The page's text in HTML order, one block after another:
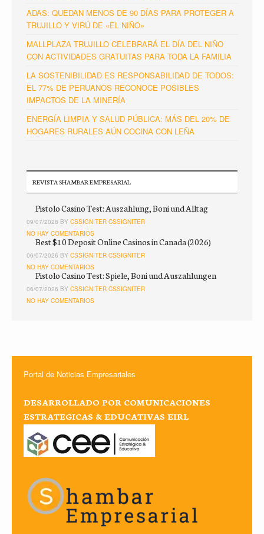
ADAS: QUEDAN MENOS DE 90 DÍAS PARA PROTEGER A
TRUJILLO Y VIRÚ DE «EL NIÑO»
MALLPLAZA TRUJILLO CELEBRARÁ EL DÍA DEL NIÑO
CON ACTIVIDADES GRATUITAS PARA TODA LA FAMILIA
LA SOSTENIBILIDAD ES RESPONSABILIDAD DE TODOS:
EL 77% DE PERUANOS RECONOCE POSIBLES
IMPACTOS DE LA MINERÍA
ENERGÍA LIMPIA Y SALUD PÚBLICA: MÁS DEL 20% DE
HOGARES RURALES AÚN COCINA CON LEÑA
REVISTA SHAMBAR EMPRESARIAL
Pistolo Casino Test: Auszahlung, Boni und Alltag
09/07/2026 BY CSSIGNITER CSSIGNITER
NO HAY COMENTARIOS
Best $10 Deposit Online Casinos in Canada (2026)
06/07/2026 BY CSSIGNITER CSSIGNITER
NO HAY COMENTARIOS
Pistolo Casino Test: Spiele, Boni und Auszahlungen
06/07/2026 BY CSSIGNITER CSSIGNITER
NO HAY COMENTARIOS
Portal de Noticias Empresariales
DESARROLLADO POR COMUNICACIONES
ESTRATEGICAS & EDUCATIVAS EIRL